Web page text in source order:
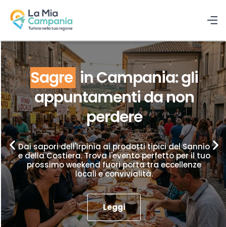
Sagre in Campania: gli
appuntamenti da non
perdere
Dai sapori dell'Irpinia ai prodotti tipici del Sannio
e della Costiera. Trova l'evento perfetto per il tuo
prossimo weekend fuori porta tra eccellenze
locali e convivialità.
Leggi